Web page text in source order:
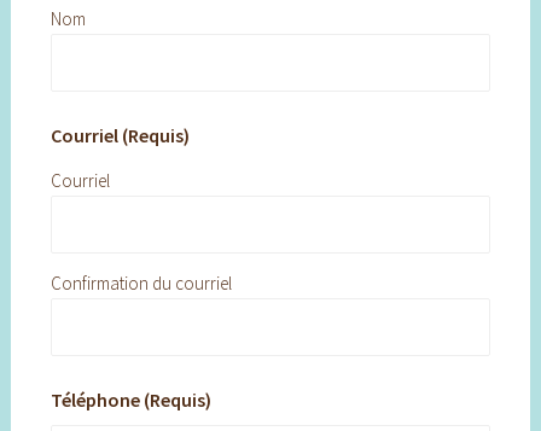
Nom
Courriel (Requis)
Courriel
Confirmation du courriel
Téléphone (Requis)